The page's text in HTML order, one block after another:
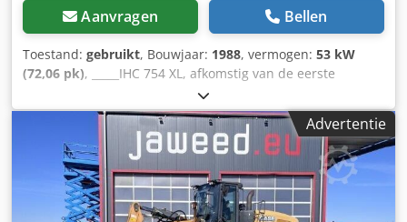
Aanvragen Bellen
Toestand: gebruikt, Bouwjaar: 1988, vermogen: 53 kW
(72,06 pk), _____IHC 754 XL, afkomstig van de eerste
eigenaar, in uitstekende staat. Bedrijfstijden: ca. 8.600 uur.
Bouwjaar: 1988. Voorste hefinrichting. Voorste aftakas.
Dcjdpfxozdmuts Am Hek 30 km/u versnellingsbak. Prijs: €
24.500,00 (exclusief BTW). Locatie: null
Advertentie